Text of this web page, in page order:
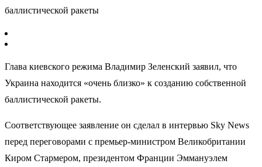
баллистической ракеты
Глава киевского режима Владимир Зеленский заявил, что
Украина находится «очень близко» к созданию собственной
баллистической ракеты.
Соответствующее заявление он сделал в интервью Sky News
перед переговорами с премьер-министром Великобритании
Киром Стармером, президентом Франции Эммануэлем